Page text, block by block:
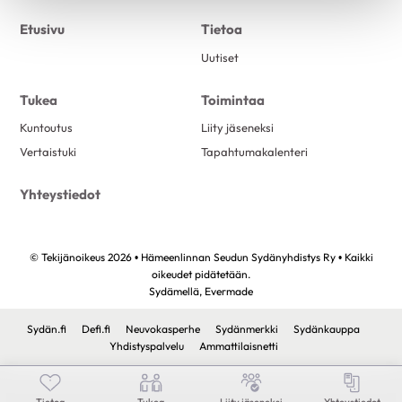
Etusivu Tietoa
Uutiset
Tukea
Kuntoutus
Vertaistuki
Toimintaa
Liity jäseneksi
Tapahtumakalenteri
Yhteystiedot
© Tekijänoikeus 2026 • Hämeenlinnan Seudun Sydänyhdistys Ry • Kaikki
oikeudet pidätetään.
Sydämellä, Evermade
Sydän.fi Defi.fi Neuvokasperhe Sydänmerkki
Sydänkauppa
Yhdistyspalvelu
Ammattilaisnetti